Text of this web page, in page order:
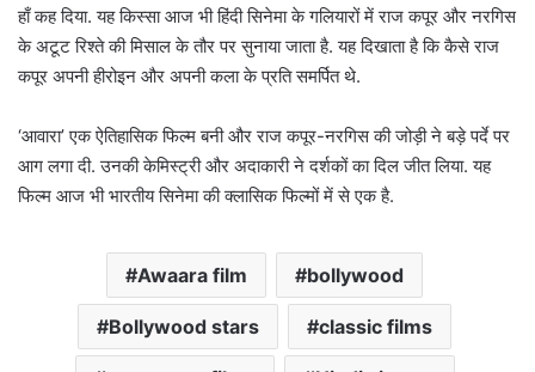
हाँ कह दिया. यह किस्सा आज भी हिंदी सिनेमा के गलियारों में राज कपूर और नरगिस
के अटूट रिश्ते की मिसाल के तौर पर सुनाया जाता है. यह दिखाता है कि कैसे राज
कपूर अपनी हीरोइन और अपनी कला के प्रति समर्पित थे.
‘आवारा’ एक ऐतिहासिक फिल्म बनी और राज कपूर-नरगिस की जोड़ी ने बड़े पर्दे पर
आग लगा दी. उनकी केमिस्ट्री और अदाकारी ने दर्शकों का दिल जीत लिया. यह
फिल्म आज भी भारतीय सिनेमा की क्लासिक फिल्मों में से एक है.
Awaara film bollywood
Bollywood stars classic films